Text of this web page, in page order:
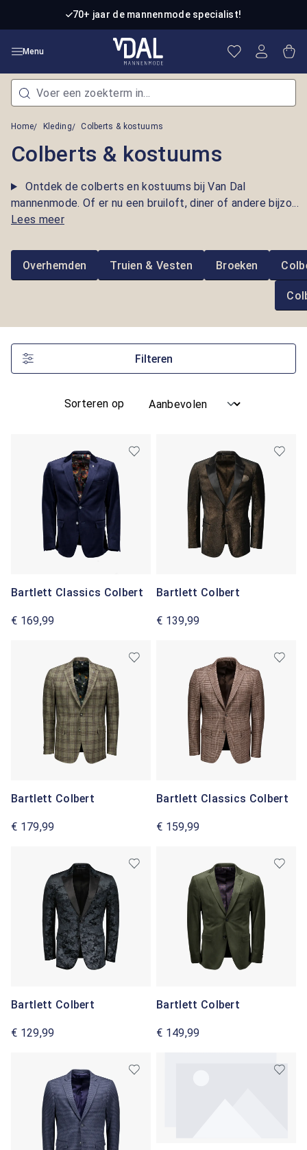
Ga naar de hoofdinhoud70+ jaar de mannenmode specialist!
Menu Je hebt 0
Home Kleding Colberts & kostuums
Colberts & kostuums
Ontdek de colberts en kostuums bij Van Dal
mannenmode. Of er nu een bruiloft, diner of andere bijzo...
Lees meer
Overhemden Truien & Vesten Broeken
Filteren
Sorteren op
Bartlett Classics Colbert
€ 169,99
Bartlett Colbert
€ 139,99
Bartlett Colbert
€ 179,99
Bartlett Classics Colbert
€ 159,99
Bartlett Colbert
€ 129,99
Bartlett Colbert
€ 149,99